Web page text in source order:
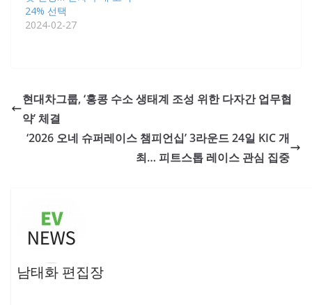
24% 선택
2024-02-27
현대차그룹, ‘홍콩 수소 생태계 조성 위한 다자간 업무협
약’ 체결
‘2026 오네 슈퍼레이스 챔피언십’ 3라운드 24일 KIC 개
최… 피트스톱 레이스 관심 집중
남태화 편집장